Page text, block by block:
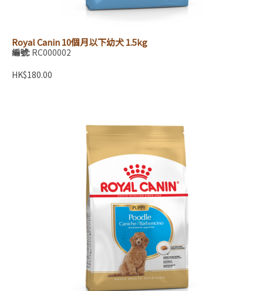
Royal Canin 10個月以下幼犬 1.5kg
編號: RC000002
HK$180.00